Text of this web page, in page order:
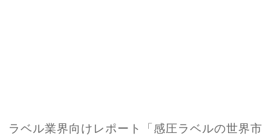
ラベル業界向けレポート「感圧ラベルの世界市